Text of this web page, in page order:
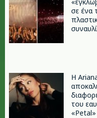
σε ένα
Η
του
«Petal»